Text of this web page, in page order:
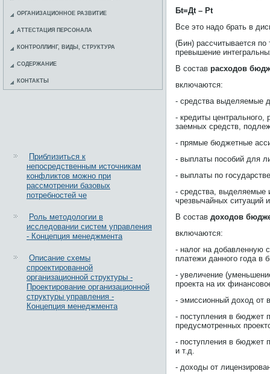
ОРГАНИЗАЦИОННОЕ РАЗВИТИЕ
АТТЕСТАЦИЯ ПЕРСОНАЛА
КОНТРОЛЛИНГ, ВИДЫ, СТРУКТУРА
СОДЕРЖАНИЕ
КОНТАКТЫ
Приблизиться к
непосредственным источникам
конфликтов можно при
рассмотрении базовых
потребностей че
Роль методологии в
исследовании систем управления
- Концепция менеджмента
Описание схемы
спроектированной
организационной структуры -
Проектирование организационной
структуры управления -
Концепция менеджмента
Бt=Дt – Рt
Все это надо брать в
(Бин) рассчитывается
превышение
В состав расходов
включаются:
- средства выделяемые
- кредиты центрального,
заемных средств,
- прямые бюджетные
- выплаты пособий для
- выплаты по
- средства, выделяемые
чрезвычайных ситуаций
В состав доходов
включаются:
- налог на добавленную
платежи данного года в
- увеличение
проекта на их
- эмиссионный доход от
- поступления в бюджет
предусмотренных
- поступления в бюджет
и т.д.
- доходы от